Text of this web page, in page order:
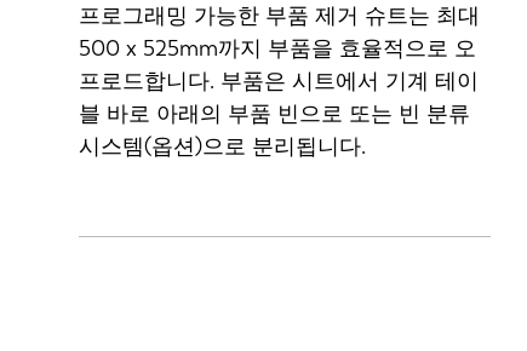
프로그래밍 가능한 부품 제거 슈트는 최대
500 x 525mm까지 부품을 효율적으로 오
프로드합니다. 부품은 시트에서 기계 테이
블 바로 아래의 부품 빈으로 또는 빈 분류
시스템(옵션)으로 분리됩니다.